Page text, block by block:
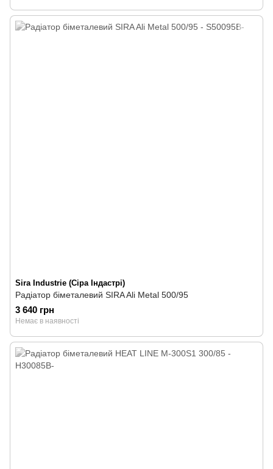
Sira Industrie (Сіра Індастрі)
Радіатор біметалевий SIRA Ali Metal 500/95
3 640 грн
Немає в наявності